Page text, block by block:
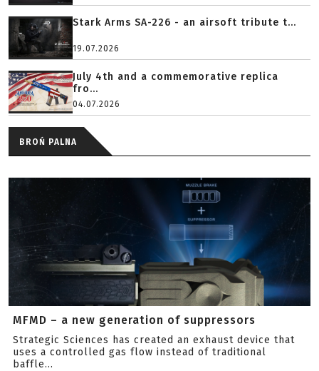
Stark Arms SA-226 - an airsoft tribute t...
19.07.2026
July 4th and a commemorative replica
fro...
04.07.2026
BROŃ PALNA
MFMD – a new generation of suppressors
Strategic Sciences has created an exhaust device that
uses a controlled gas flow instead of traditional
baffle...